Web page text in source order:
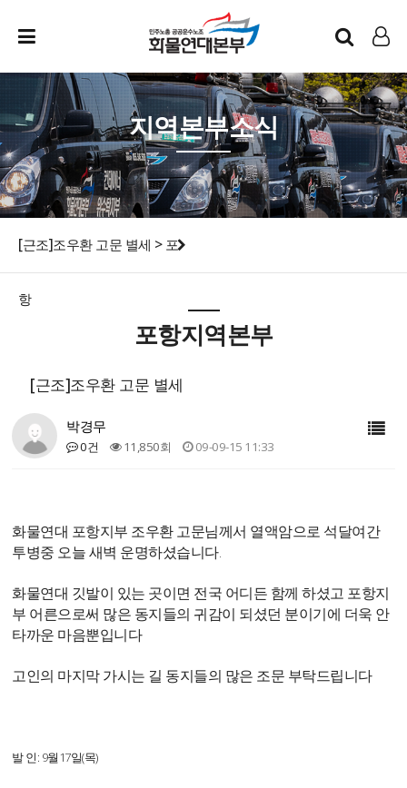
인트라넷
LOG IN
지역본부소식
[근조]조우환 고문 별세 > 포
항
포항지역본부
[근조]조우환 고문 별세
박경무
0건 11,850회 09-09-15 11:33
화물연대 포항지부 조우환 고문님께서 열액암으로 석달여간
투병중 오늘 새벽 운명하셨습니다.
화물연대 깃발이 있는 곳이면 전국 어디든 함께 하셨고 포항지
부 어른으로써 많은 동지들의 귀감이 되셨던 분이기에 더욱 안
타까운 마음뿐입니다
고인의 마지막 가시는 길 동지들의 많은 조문 부탁드립니다
발 인: 9월17일(목)